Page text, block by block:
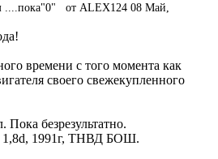
....пока"0" от ALEX124 08 Май,
времени с того момента как
своего свежекупленного
Пока безрезультатно.
1,8d, 1991г, ТНВД БОШ.